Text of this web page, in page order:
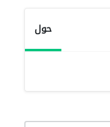
حول